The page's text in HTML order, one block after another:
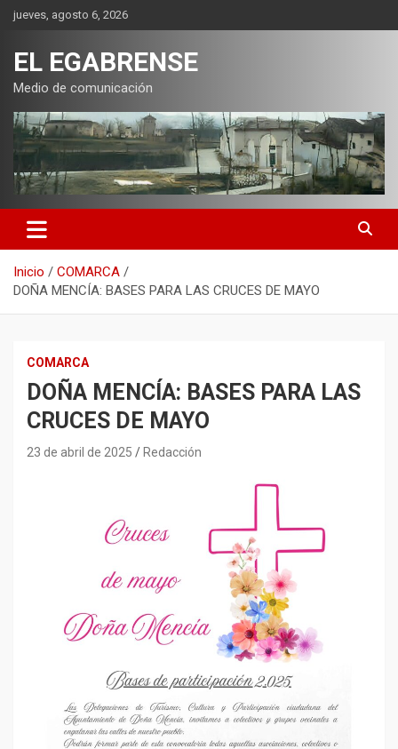
Saltarjueves, agosto 6, 2026
EL EGABRENSE
Medio de comunicación
Inicio
COMARCA
DOÑA MENCÍA: BASES PARA LAS CRUCES DE MAYO
COMARCA
DOÑA MENCÍA: BASES PARA LAS
CRUCES DE MAYO
23 de abril de 2025 Redacción